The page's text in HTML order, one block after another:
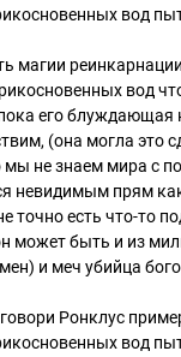
вод
магии
вод
его
(она могла это
мы не знаем мира с
невидимым прям
точно есть что-то
может быть и из
и меч убийца
Ронклус
вод